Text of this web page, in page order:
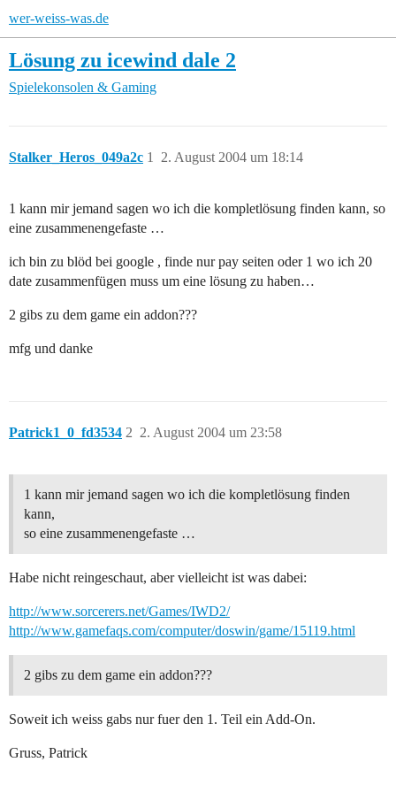
wer-weiss-was.de
Lösung zu icewind dale 2
Spielekonsolen & Gaming
Stalker_Heros_049a2c 2. August 2004 um 18:14
1
1 kann mir jemand sagen wo ich die kompletlösung finden kann, so
eine zusammenengefaste …
ich bin zu blöd bei google , finde nur pay seiten oder 1 wo ich 20
date zusammenfügen muss um eine lösung zu haben…
2 gibs zu dem game ein addon???
mfg und danke
Patrick1_0_fd3534 2. August 2004 um 23:58
2
1 kann mir jemand sagen wo ich die kompletlösung finden
kann,
so eine zusammenengefaste …
Habe nicht reingeschaut, aber vielleicht ist was dabei:
http://www.sorcerers.net/Games/IWD2/
http://www.gamefaqs.com/computer/doswin/game/15119.html
2 gibs zu dem game ein addon???
Soweit ich weiss gabs nur fuer den 1. Teil ein Add-On.
Gruss, Patrick